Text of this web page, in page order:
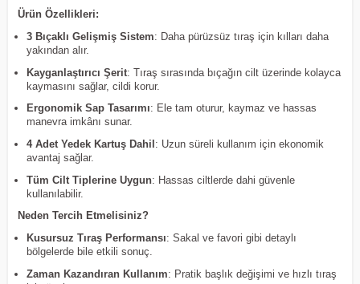
Ürün Özellikleri:
3 Bıçaklı Gelişmiş Sistem: Daha pürüzsüz tıraş için kılları daha
yakından alır.
Kayganlaştırıcı Şerit: Tıraş sırasında bıçağın cilt üzerinde kolayca
kaymasını sağlar, cildi korur.
Ergonomik Sap Tasarımı: Ele tam oturur, kaymaz ve hassas
manevra imkânı sunar.
4 Adet Yedek Kartuş Dahil : Uzun süreli kullanım için ekonomik
avantaj sağlar.
Tüm Cilt Tiplerine Uygun: Hassas ciltlerde dahi güvenle
kullanılabilir.
Neden Tercih Etmelisiniz?
Kusursuz Tıraş Performansı: Sakal ve favori gibi detaylı
bölgelerde bile etkili sonuç.
Zaman Kazandıran Kullanım: Pratik başlık değişimi ve hızlı tıraş